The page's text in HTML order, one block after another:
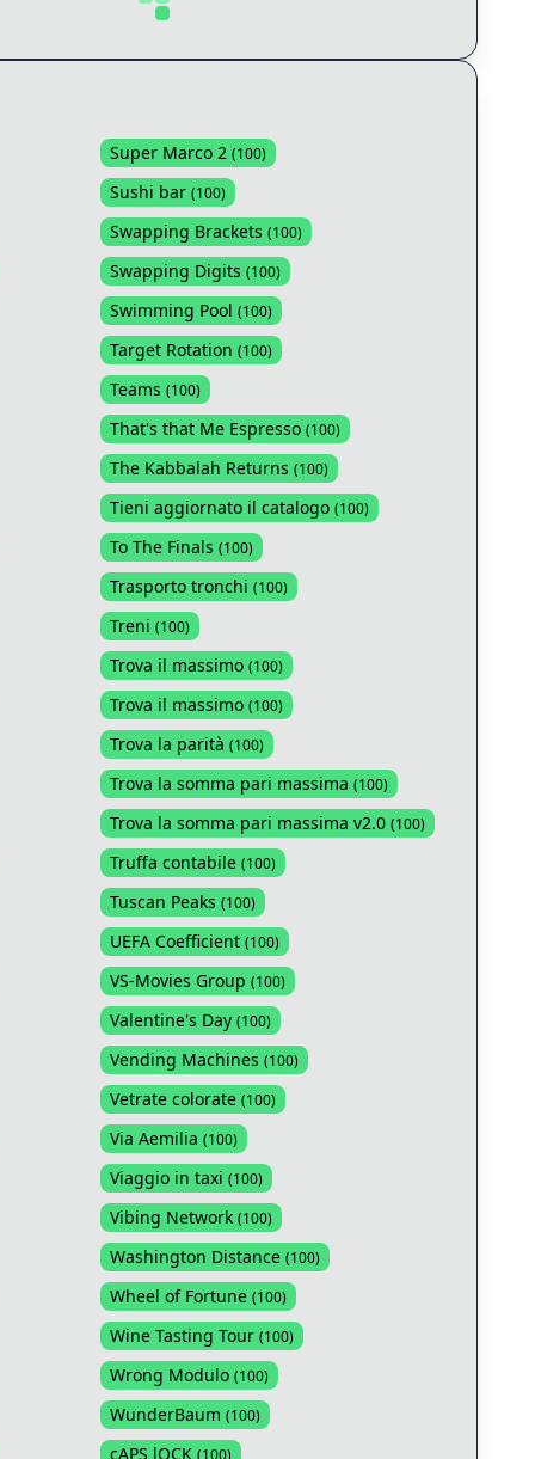
Super Marco 2 (100)
Sushi bar (100)
Swapping Brackets (100)
Swapping Digits (100)
Swimming Pool (100)
Target Rotation (100)
Teams (100)
That's that Me Espresso (100)
The Kabbalah Returns (100)
Tieni aggiornato il catalogo (100)
To The Finals (100)
Trasporto tronchi (100)
Treni (100)
Trova il massimo (100)
Trova il massimo (100)
Trova la parità (100)
Trova la somma pari massima (100)
Trova la somma pari massima v2.0 (100)
Truffa contabile (100)
Tuscan Peaks (100)
UEFA Coefficient (100)
VS-Movies Group (100)
Valentine's Day (100)
Vending Machines (100)
Vetrate colorate (100)
Via Aemilia (100)
Viaggio in taxi (100)
Vibing Network (100)
Washington Distance (100)
Wheel of Fortune (100)
Wine Tasting Tour (100)
Wrong Modulo (100)
WunderBaum (100)
cAPS lOCK (100)